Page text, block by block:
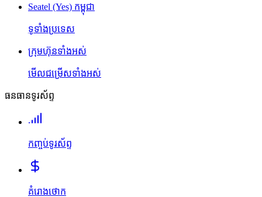
Seatel (Yes) កម្ពុជា
ទូទាំងប្រទេស
ក្រុមហ៊ុនទាំងអស់
មើលជម្រើសទាំងអស់
ធនធានទូរស័ព្ទ
កញ្ចប់ទូរស័ព្ទ
គំរោងថោក